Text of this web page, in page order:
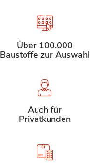
Über 100.000
Baustoffe zur Auswahl
Auch für
Privatkunden